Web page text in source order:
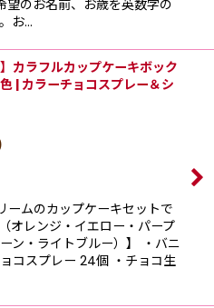
望のお名前、お歳を英数字の
お…
】カラフルカップケーキボック
| カラーチョコスプレー＆シ
ームのカップケーキセットで
オレンジ・イエロー・パープ
ン・ライトブルー）】 ・バニ
コスプレー 24個 ・チョコ生